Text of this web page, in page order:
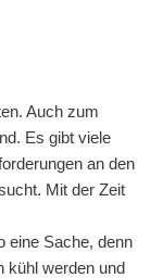
Auch zum
Es gibt viele
an den
Mit der Zeit
eine Sache, denn
kühl werden und